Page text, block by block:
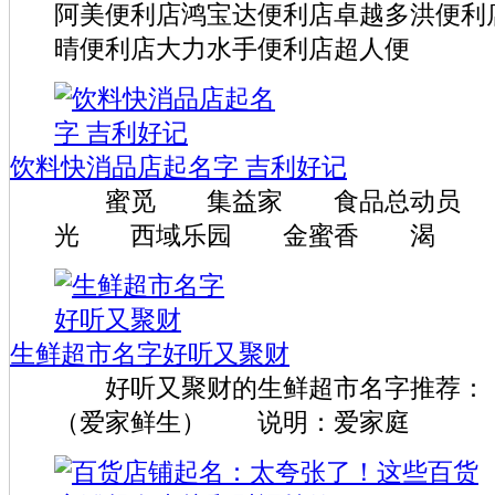
阿美便利店鸿宝达便利店卓越多洪便
晴便利店大力水手便利店超人便
饮料快消品店起名字 吉利好记
蜜觅 集益家 食品总动员
光 西域乐园 金蜜香 渴
生鲜超市名字好听又聚财
好听又聚财的生鲜超市名字推荐
（爱家鲜生） 说明：爱家庭